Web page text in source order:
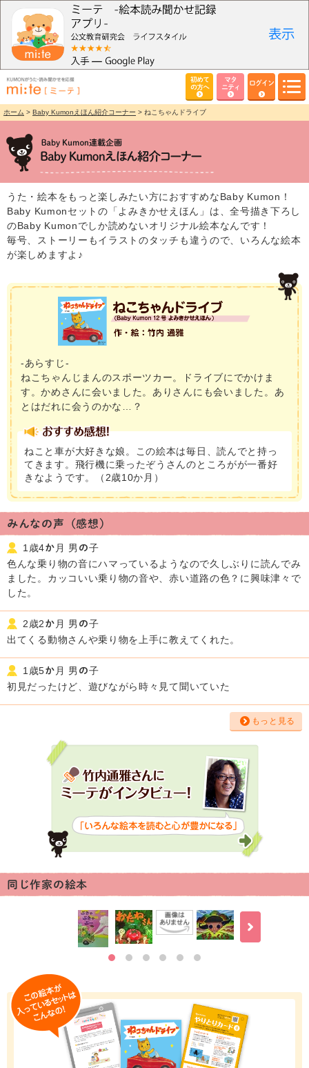
初めて
の方へ
マタ
ニティ
ログイン
ホーム > Baby Kumonえほん紹介コーナー > ねこちゃんドライブ
うた・絵本をもっと楽しみたい方におすすめなBaby Kumon！
Baby Kumonセットの「よみきかせえほん」は、全号描き下ろし
のBaby Kumonでしか読めないオリジナル絵本なんです！
毎号、ストーリーもイラストのタッチも違うので、いろんな絵本
が楽しめますよ♪
-あらすじ-
ねこちゃんじまんのスポーツカー。ドライブにでかけま
す。かめさんに会いました。ありさんにも会いました。あ
とはだれに会うのかな…？
ねこと車が大好きな娘。この絵本は毎日、読んでと持っ
てきます。飛行機に乗ったぞうさんのところがが一番好
きなようです。（2歳10か月）
みんなの声（感想）
1歳4か月 男の子
色んな乗り物の音にハマっているようなので久しぶりに読んでみ
ました。カッコいい乗り物の音や、赤い道路の色？に興味津々で
した。
2歳2か月 男の子
出てくる動物さんや乗り物を上手に教えてくれた。
1歳5か月 男の子
初見だったけど、遊びながら時々見て聞いていた
もっと見る
同じ作家の絵本